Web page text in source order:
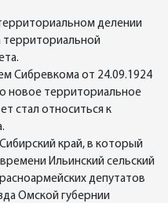
делении
территориальной
Сибревкома от 24.09.1924
новое территориальное
стал относиться к
край, в который
Ильинский сельский
депутатов
Омской губернии